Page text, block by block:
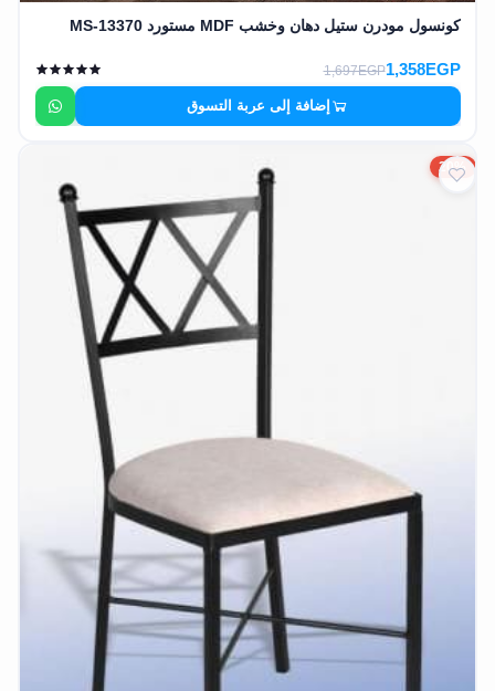
كونسول مودرن ستيل دهان وخشب MDF مستورد MS-13370
1,358EGP
1,697EGP
إضافة إلى عربة التسوق
20%